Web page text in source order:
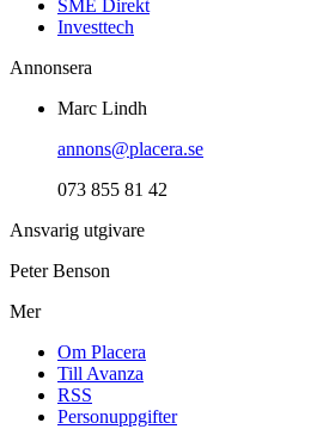
SME Direkt
Investtech
Annonsera
Marc Lindh
annons@placera.se
073 855 81 42
Ansvarig utgivare
Peter Benson
Mer
Om Placera
Till Avanza
RSS
Personuppgifter